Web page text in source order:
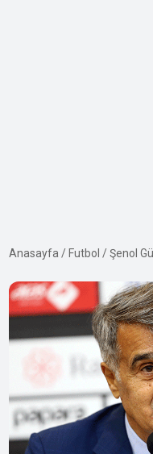
Anasayfa / Futbol /Şenol